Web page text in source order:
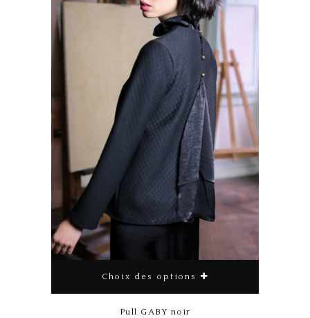
Choix des options
Pull GABY noir